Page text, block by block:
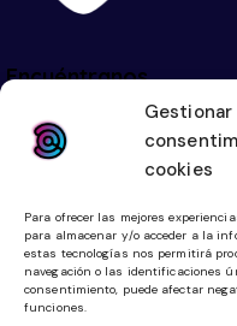
Gestionar
cookies
Para ofrecer las mejores
para almacenar y/o acceder a la
estas tecnologías nos permitirá
navegación o las identificaciones
consentimiento, puede afectar
funciones.
Encuéntranos
Calle Avicena 6, Mairena